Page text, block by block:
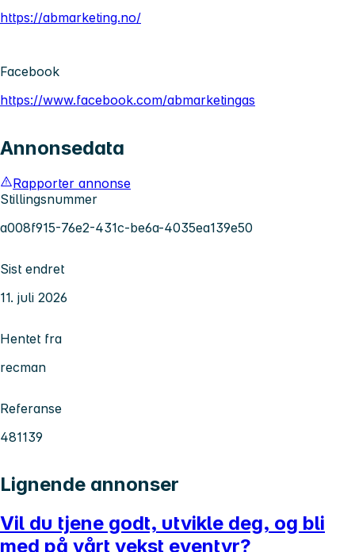
https://abmarketing.no/
Facebook
https://www.facebook.com/abmarketingas
Annonsedata
Rapporter annonse
Stillingsnummer
a008f915-76e2-431c-be6a-4035ea139e50
Sist endret
11. juli 2026
Hentet fra
recman
Referanse
481139
Lignende annonser
Vil du tjene godt, utvikle deg, og bli
med på vårt vekst eventyr?